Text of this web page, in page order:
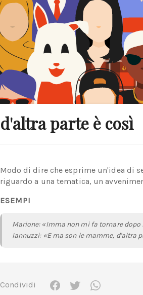
d'altra parte è così
Modo di dire che esprime un'idea di
riguardo a una tematica, un
ESEMPI
Marione: «Imma non mi fa tornare dopo
Iannuzzi: «E ma son le mamme, d'altra
Condividi